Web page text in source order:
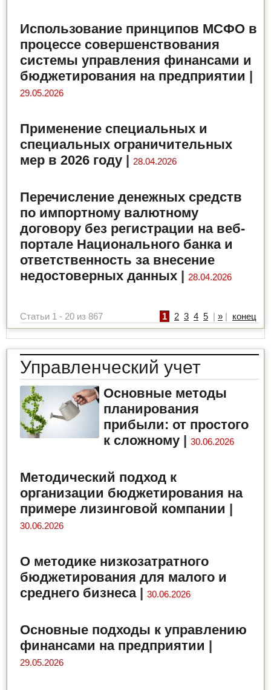
Использование принципов МСФО в
процессе совершенствования
системы управления финансами и
бюджетирования на предприятии |
29.05.2026
Применение специальных и
специальных ограничительных
мер в 2026 году |28.04.2026
Перечисление денежных средств
по импортному валютному
договору без регистрации на веб-
портале Национального банка и
ответственность за внесение
недостоверных данных |28.04.2026
Статьи 1 - 20 из 867 1 2 3 4 5 | » | конец
Управленческий учет
Основные методы
планирования
прибыли: от простого
к сложному |30.06.2026
Методический подход к
организации бюджетирования на
примере лизинговой компании |
30.06.2026
О методике низкозатратного
бюджетирования для малого и
среднего бизнеса|30.06.2026
Основные подходы к управлению
финансами на предприятии |
29.05.2026